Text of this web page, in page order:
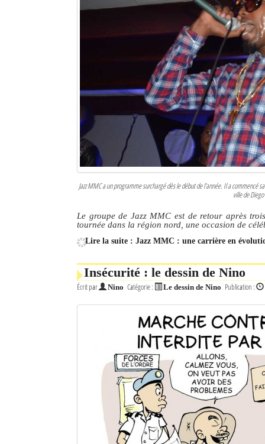
La Tribune de Diego en PDF
Connexion
Jazz MMC a un programme surchargé dès le début de l'année. Il a commencé
ville de
Le groupe de Jazz MMC est de retour après
tournée dans la région nord, une occasion de
Lire la suite : Jazz MMC : une carrière en
Insécurité : le dessin de Nino
Écrit par Nino Catégorie : Le dessin de Nino Publication :